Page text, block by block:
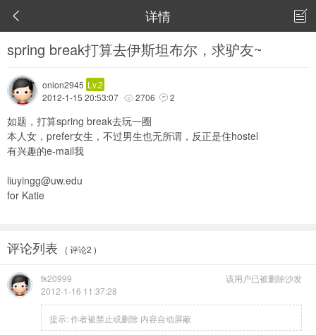
 详情 
spring break打算去伊斯坦布尔，求驴友~
onion2945 Lv.2
2012-1-15 20:53:07  2706  2
如题，打算spring break去玩一圈
本人女，prefer女生，不过男生也无所谓，反正是住hostel
有兴趣的e-mail我
liuyingg@uw.edu
for Katie
评论列表 ( 评论2 )
沙发
tk20999
该用户已被删除
2012-1-16 11:37:28
提示:作者被禁止或删除 内容自动屏蔽